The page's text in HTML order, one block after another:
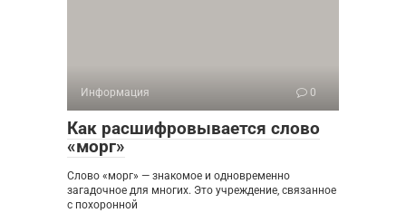
Информация 0
Как расшифровывается слово
«морг»
Слово «морг» — знакомое и одновременно
загадочное для многих. Это учреждение, связанное
с похоронной